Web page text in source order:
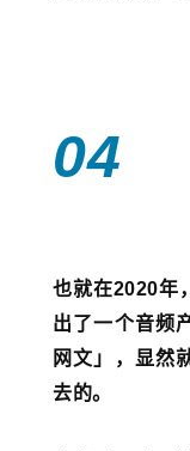
04
也就在2020年
出了一个音频
网文」，显然
去的。